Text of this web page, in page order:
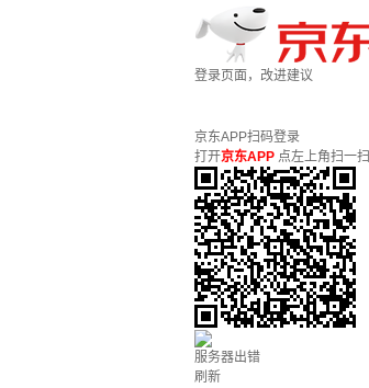
登录页面，改进建议
京东APP扫码登录
打开京东APP 点左上角扫一扫
服务器出错
刷新